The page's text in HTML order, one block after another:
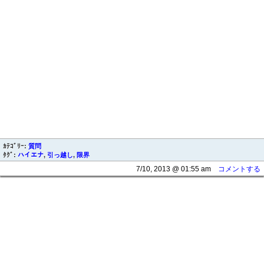
ｶﾃｺﾞﾘｰ: 質問
ﾀｸﾞ: ハイエナ, 引っ越し, 限界
7/10, 2013 @ 01:55 am コメントする